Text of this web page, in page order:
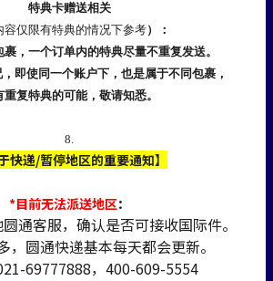
特典卡赠送相关
容仅限有特典的情况下参考）：
，一个订单内的特典尽量不重复发送。
即使同一个账户下，也是属于不同包裹，
重复特典的可能，敬请知悉。
8.
于快递/暂停地区的重要通知】
*目前无法派送地区：
通客服，确认是否可接收国际件。
，圆通快递基本每天都会更新。
69777888，400-609-5554